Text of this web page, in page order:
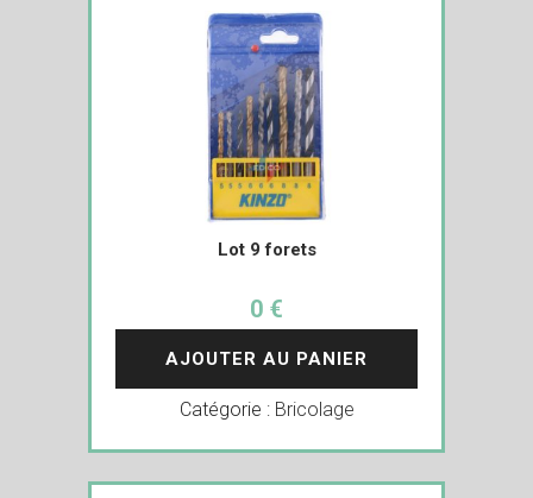
Lot 9 forets
0 €
AJOUTER AU PANIER
Catégorie : Bricolage